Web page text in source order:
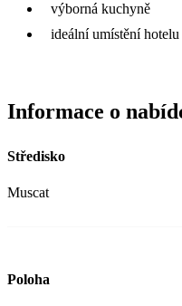
výborná kuchyně
ideální umístění
Informace o
Středisko
Muscat
Poloha